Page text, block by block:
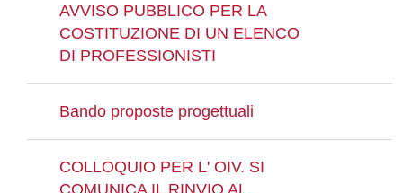
AVVISO PUBBLICO PER LA
COSTITUZIONE DI UN ELENCO
DI PROFESSIONISTI
Bando proposte progettuali
COLLOQUIO PER L' OIV. SI
COMUNICA IL RINVIO AL